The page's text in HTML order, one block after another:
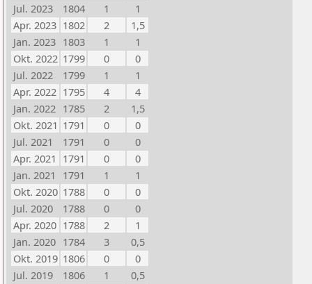
Jul. 2023
1804 1
1
Apr. 2023 1802 2
1,5
Jan. 2023 1803 1
1
Okt. 2022 1799 0
0
Jul. 2022
1799 1
1
Apr. 2022 1795 4
4
Jan. 2022 1785 2
1,5
Okt. 2021 1791 0
0
Jul. 2021
1791 0
0
Apr. 2021 1791 0
0
Jan. 2021
1791 1
1
Okt. 2020 1788 0
0
Jul. 2020
1788 0
0
Apr. 2020 1788 2
1
Jan. 2020 1784 3
0,5
Okt. 2019 1806 0
0
Jul. 2019
1806 1
0,5